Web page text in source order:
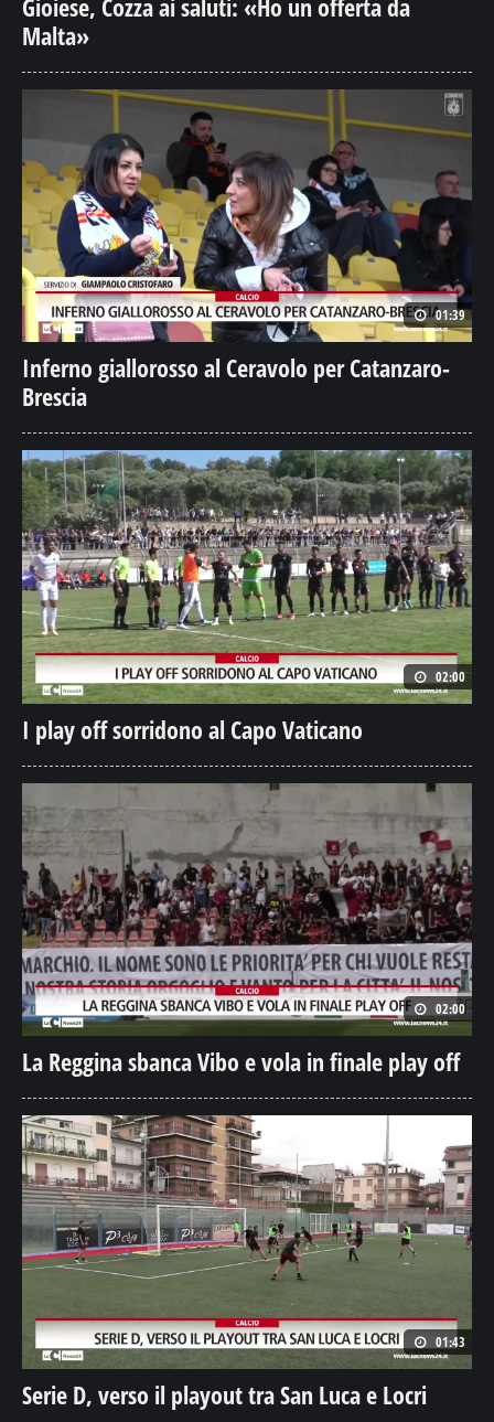
Malta»
01:39
Inferno giallorosso al Ceravolo per Catanzaro-
Brescia
02:00
I play off sorridono al Capo Vaticano
02:00
La Reggina sbanca Vibo e vola in finale play off
01:43
Serie D, verso il playout tra San Luca e Locri